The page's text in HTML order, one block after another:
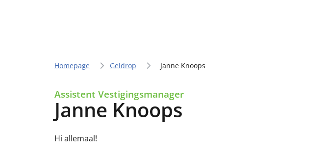
Homepage Geldrop Janne Knoops
Assistent Vestigingsmanager
Janne Knoops
Hi allemaal!